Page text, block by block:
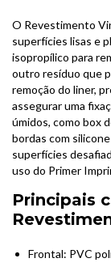
O Revestimento
superfícies lisas e
isopropílico para
outro resíduo que
remoção do liner,
assegurar uma
úmidos, como box
bordas com
superfícies
uso do Primer
Principais
Frontal: PVC